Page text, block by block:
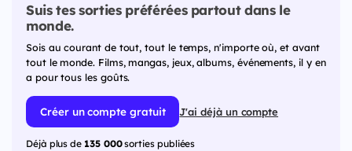
Suis tes sorties préférées partout dans le
monde.
Sois au courant de tout, tout le temps, n'importe où, et avant
tout le monde. Films, mangas, jeux, albums, événements, il y en
a pour tous les goûts.
Créer un compte gratuit J'ai déjà un compte
Déjà plus de 135 000sorties publiées